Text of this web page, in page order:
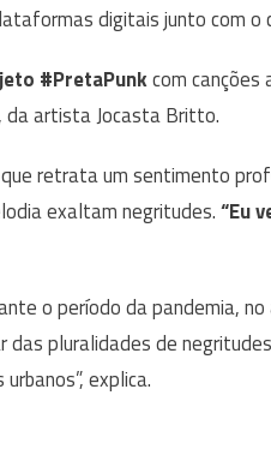
digitais junto com o
#PretaPunkcom canções
artista Jocasta Britto.
retrata um sentimento
exaltam negritudes.“Eu
o período da pandemia,
das pluralidades de
explica.